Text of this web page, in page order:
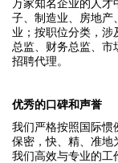
万家知名企业的人才
子、制造业、房地产
业；按职位分类，涉
总监、财务总监、市
招聘代理。
优秀的口碑和声誉
我们严格按照国际惯
保密，快、精、准地
我们高效与专业的工